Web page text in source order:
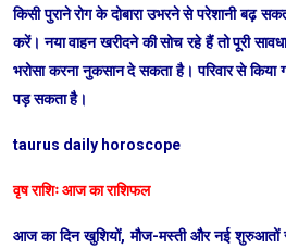
किसी पुराने रोग के दोबारा उभरने से परेशानी बढ़
करें। नया वाहन खरीदने की सोच रहे हैं तो पूरी
भरोसा करना नुकसान दे सकता है। परिवार से किया
पड़ सकता है।
taurus daily horoscope
वृष राशिः आज का राशिफल
आज का दिन खुशियों, मौज-मस्ती और नई शुरुआतों